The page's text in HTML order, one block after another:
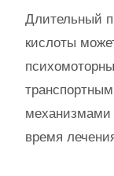
Длительный
кислоты
механизмами
время